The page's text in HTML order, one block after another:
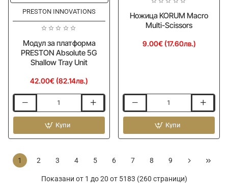
PRESTON INNOVATIONS
Модул за платформа
PRESTON Absolute 5G
Shallow Tray Unit
42.00€ (82.14лв.)
за
платформа
PRESTON
5G
Shallow
Купи
Ножица KORUM Macro
Multi-Scissors
9.00€ (17.60лв.)
KORUM
Multi-
Купи
1 2 3 4 5 6 7 8 9
Показани от 1 до 20 от 5183 (260 страници)